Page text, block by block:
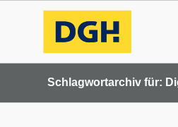
Schlagwortarchiv für: